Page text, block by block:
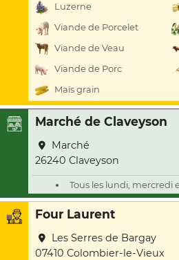
Luzerne
Viande de Porcelet
Viande de Veau
Viande de Porc
Maïs grain
Marché de Claveyson
Marché
26240 Claveyson
Tous les lundi, mercredi
Four Laurent
Les Serres de Bargay
07410 Colombier-le-Vieux